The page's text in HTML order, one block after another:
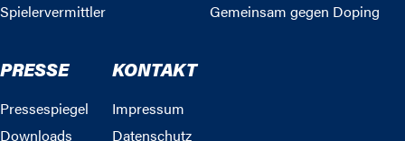
Spielervermittler
Gemeinsam gegen Doping
PRESSE
Pressespiegel
Downloads
KONTAKT
Impressum
Datenschutz